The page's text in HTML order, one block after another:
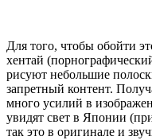
Для того, чтобы обойти
хентай
рисуют небольшие
запретный контент.
много усилий в
увидят свет в Японии
так это в оригинале и